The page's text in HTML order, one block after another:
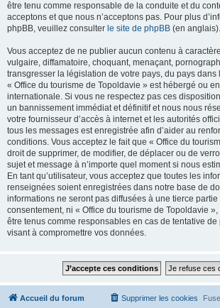
être tenu comme responsable de la conduite et du
acceptons et que nous n’acceptons pas. Pour plus
phpBB, veuillez consulter le site de phpBB (en anglais).
Vous acceptez de ne publier aucun contenu à
vulgaire, diffamatoire, choquant, menaçant,
transgresser la législation de votre pays, du pays dans
« Office du tourisme de Topoldavie » est hébergé ou
internationale. Si vous ne respectez pas ces
un bannissement immédiat et définitif et nous nous
votre fournisseur d’accès à internet et les autorités
tous les messages est enregistrée afin d’aider au
conditions. Vous acceptez le fait que « Office du
droit de supprimer, de modifier, de déplacer ou de
sujet et message à n’importe quel moment si nous
En tant qu’utilisateur, vous acceptez que toutes les
renseignées soient enregistrées dans notre base de
informations ne seront pas diffusées à une tierce partie
consentement, ni « Office du tourisme de Topoldavie
être tenus comme responsables en cas de tentative
visant à compromettre vos données.
Accueil du forum Supprimer les cookies